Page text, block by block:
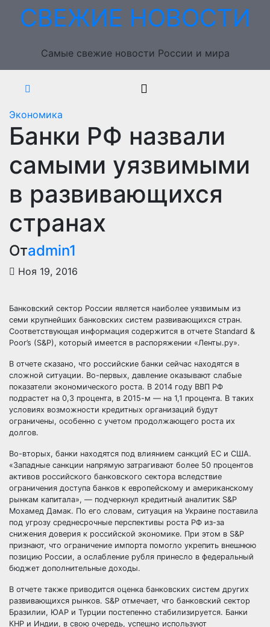
ПерейтиСВЕЖИЕ НОВОСТИ
Самые свежие новости России и мира
Экономика
Банки РФ назвали
самыми уязвимыми
в развивающихся
странах
Отadmin1
Ноя 19, 2016
Банковский сектор России является наиболее уязвимым из
семи крупнейших банковских систем развивающихся стран.
Соответствующая информация содержится в отчете Standard &
Poor’s (S&P), который имеется в распоряжении «Ленты.ру».
В отчете сказано, что российские банки сейчас находятся в
сложной ситуации. Во-первых, давление оказывают слабые
показатели экономического роста. В 2014 году ВВП РФ
подрастет на 0,3 процента, в 2015-м — на 1,1 процента. В таких
условиях возможности кредитных организаций будут
ограничены, особенно с учетом продолжающего роста их
долгов.
Во-вторых, банки находятся под влиянием санкций ЕС и США.
«Западные санкции напрямую затрагивают более 50 процентов
активов российского банковского сектора вследствие
ограничения доступа банков к европейскому и американскому
рынкам капитала», — подчеркнул кредитный аналитик S&P
Мохамед Дамак. По его словам, ситуация на Украине поставила
под угрозу среднесрочные перспективы роста РФ из-за
снижения доверия к российской экономике. При этом в S&P
признают, что ограничение импорта помогло укрепить внешнюю
позицию России, а ослабление рубля принесло в федеральный
бюджет дополнительные доходы.
В отчете также приводится оценка банковских систем других
развивающихся рынков. S&P отмечает, что банковский сектор
Бразилии, ЮАР и Турции постепенно стабилизируется. Банки
КНР и Индии, в свою очередь, успешно используют